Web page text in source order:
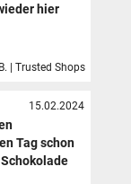
hier
| Trusted Shops
15.02.2024
Tag schon